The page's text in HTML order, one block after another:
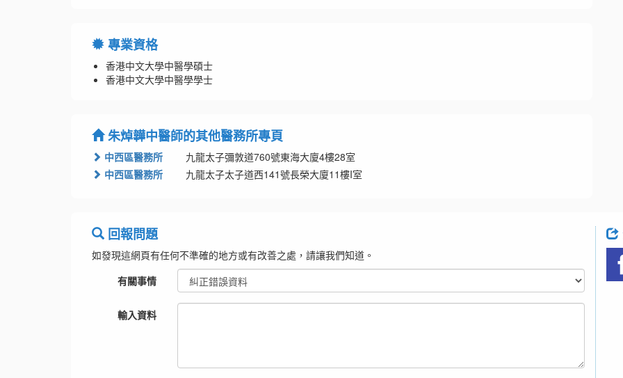
專業資格
香港中文大學中醫學碩士
香港中文大學中醫學學士
朱焯韡中醫師的其他醫務所專頁
中西區醫務所
九龍太子彌敦道760號東海大廈4樓28室
中西區醫務所
九龍太子太子道西141號長榮大廈11樓I室
回報問題
如發現這網頁有任何不準確的地方或有改善之處，請讓我們知道。
有關事情
輸入資料